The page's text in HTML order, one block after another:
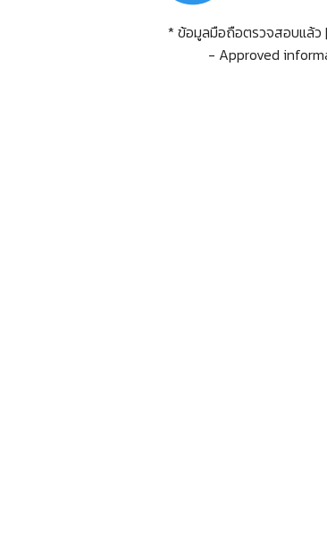
* ข้อมูลมือถือตรวจสอบแล้ว
- Approved